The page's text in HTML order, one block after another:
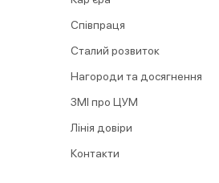
Співпраця
Сталий розвиток
Нагороди та досягнення
ЗМІ про ЦУМ
Лінія довіри
Контакти